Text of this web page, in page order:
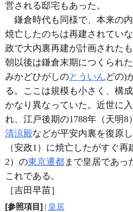
営される邸宅もあった。
鎌倉時代も同様で、本来の内
焼亡したのちは再建されてい
政で大内裏再建が計画された
朝以後は鎌倉末期につくられた
みかどひがしのとういん どの)
る。ここは規模も小さく、構
かなり異なっていた。近世に
れ、江戸後期の1788年（天明8
清涼殿などが平安内裏を復原
（安政1）に焼亡したがすぐ
2）の東京遷都まで皇居であっ
これである。
［吉田早苗］
[参照項目] | 皇居